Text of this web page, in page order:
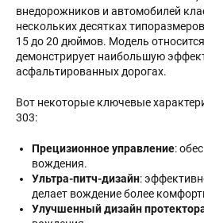
ОПЛАТА
ОТЗЫВЫ
внедорожников и автомобилей
нескольких десятках
15 до 20 дюймов. Модель
демонстрирует наибольшую
асфальтированных дорогах.
Вот некоторые ключевые
303:
Прецизионное управление:
вождения.
Ультра-питч-дизайн:
делает вождение более
Улучшенный дизайн